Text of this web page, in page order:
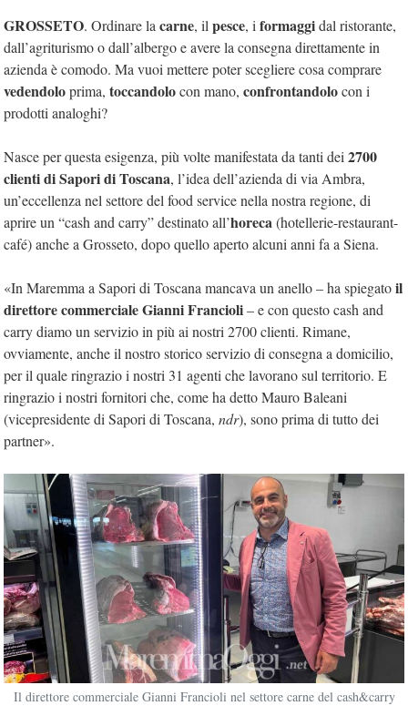
GROSSETO. Ordinare la carne, il pesce, i formaggidal ristorante,
dall’agriturismo o dall’albergo e avere la consegna direttamente in
azienda è comodo. Ma vuoi mettere poter scegliere cosa comprare
vedendoloprima, toccandolocon mano, confrontandolocon i
prodotti analoghi?
Nasce per questa esigenza, più volte manifestata da tanti dei 2700
clienti di Sapori di Toscana, l’idea dell’azienda di via Ambra,
un’eccellenza nel settore del food service nella nostra regione, di
aprire un “cash and carry” destinato all’horeca(hotellerie-restaurant-
café) anche a Grosseto, dopo quello aperto alcuni anni fa a Siena.
«In Maremma a Sapori di Toscana mancava un anello – ha spiegatoil
direttore commerciale Gianni Francioli– e con questo cash and
carry diamo un servizio in più ai nostri 2700 clienti. Rimane,
ovviamente, anche il nostro storico servizio di consegna a domicilio,
per il quale ringrazio i nostri 31 agenti che lavorano sul territorio. E
ringrazio i nostri fornitori che, come ha detto Mauro Baleani
(vicepresidente di Sapori di Toscana, ndr), sono prima di tutto dei
partner».
Il direttore commerciale Gianni Francioli nel settore carne del cash&carry